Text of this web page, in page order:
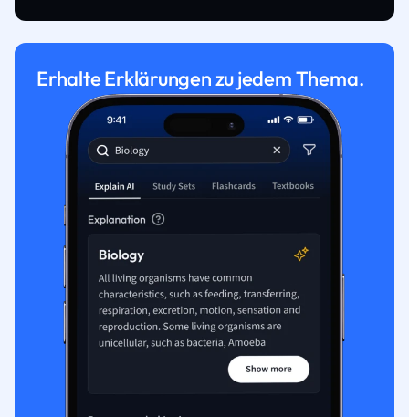
Erhalte Erklärungen zu jedem Thema.